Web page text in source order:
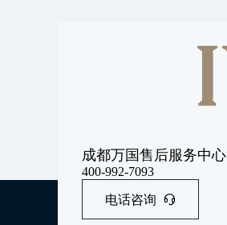
成都万国售后服务中心
400-992-7093
电话咨询